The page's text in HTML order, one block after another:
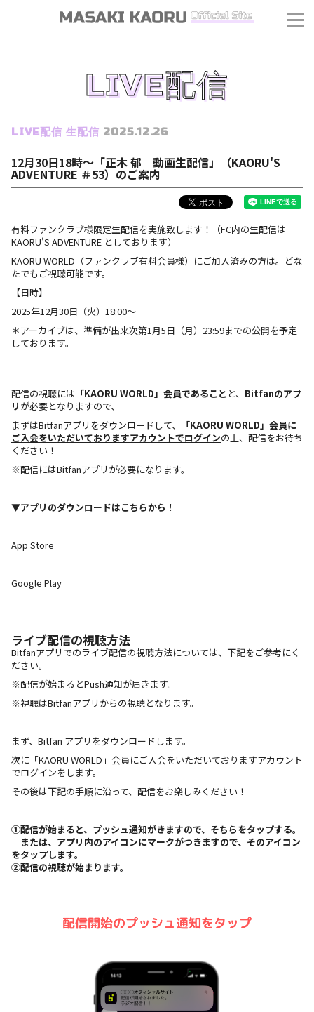
LIVE配信
LIVE配信 生配信 2025.12.26
12月30日18時〜「正木 郁 動画生配信」（KAORU'S
ADVENTURE ＃53）のご案内
有料ファンクラブ様限定生配信を実施致します！（FC内の生配信は
KAORU'S ADVENTURE としております）
KAORU WORLD（ファンクラブ有料会員様）にご加入済みの方は。どな
たでもご視聴可能です。
【日時】
2025年12月30日（火）18:00〜
＊アーカイブは、準備が出来次第1月5日（月）23:59までの公開を予定
しております。
配信の視聴には 「KAORU WORLD」会員であること と、 Bitfanのアプ
リ が必要となりますので、
まずはBitfanアプリをダウンロードして、
「KAORU WORLD​」会員​に
ご入会をいただいておりますアカウントでログインの上、配信をお待ち
ください！
※配信にはBitfanアプリが必要になります。
▼アプリのダウンロードはこちらから！
App Store
Google Play
ライブ配信の視聴方法
Bitfanアプリでのライブ配信の視聴方法については、下記をご参考にく
ださい。
※配信が始まるとPush通知が届きます。
※視聴はBitfanアプリからの視聴となります。
まず、Bitfan アプリをダウンロードします。
次に「KAORU WORLD」会員にご入会をいただいておりますアカウント
でログインをします。
その後は下記の手順に沿って、配信をお楽しみください！
①配信が始まると、プッシュ通知がきますので、そちらをタップする。
または、アプリ内のアイコンにマークがつきますので、そのアイコン
をタップします。
②配信の視聴が始まります。